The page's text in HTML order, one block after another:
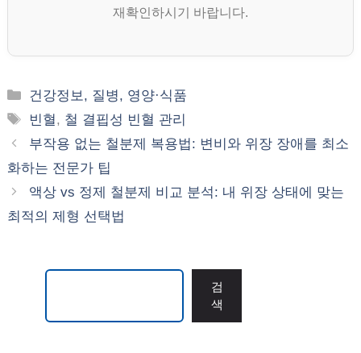
재확인하시기 바랍니다.
카
테
리
건강정보, 질병, 영양·식품
태
그
빈혈 , 철 결핍성 빈혈 관리
부작용 없는 철분제 복용법: 변비와 위장 장애를 최소
화하는 전문가 팁
액상 vs 정제 철분제 비교 분석: 내 위장 상태에 맞는
최적의 제형 선택법
검
색